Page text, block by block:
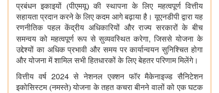
प्रबंधन इकाइयों (पीएमयू) की स्थापना के लिए महत्वपूर्ण वित्तीय
सहायता प्रदान करने के लिए कदम आगे बढ़ाया है। यूएनडीपी द्वारा यह
रणनीतिक पहल केंद्रीय अधिकारियों और राज्य सरकारों के बीच
समन्वय को महत्वपूर्ण रूप से सुव्यवस्थित करेगा,जिससे योजना के
उद्देश्यों का अधिक प्रभावी और समय पर कार्यान्वयन सुनिश्चित होगा
और योजना में शामिल सभी हितधारकों के लिए बेहतर परिणाम मिलेंगे।
वित्तीय वर्ष 2024से नेशनल एक्शन फॉर मैकेनाइज्ड सैनिटेशन
इकोसिस्टम (नमस्ते) योजना के तहत कचरा बीनने वालों को एक घटक